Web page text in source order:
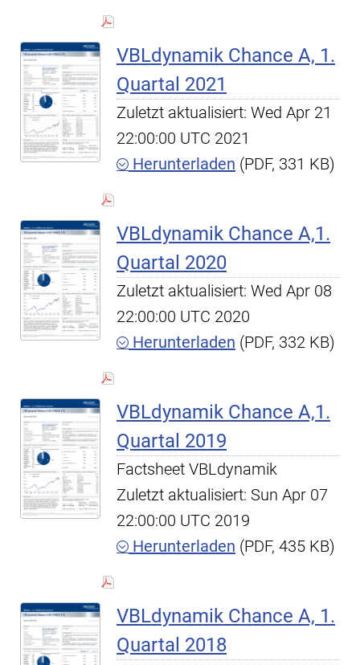
VBLdynamik Chance A, 1.
Quartal 2021
Zuletzt aktualisiert: Wed Apr 21
22:00:00 UTC 2021
Herunterladen (PDF, 331 KB)
VBLdynamik Chance A,1.
Quartal 2020
Zuletzt aktualisiert: Wed Apr 08
22:00:00 UTC 2020
Herunterladen (PDF, 332 KB)
VBLdynamik Chance A,1.
Quartal 2019
Factsheet VBLdynamik
Zuletzt aktualisiert: Sun Apr 07
22:00:00 UTC 2019
Herunterladen (PDF, 435 KB)
VBLdynamik Chance A, 1.
Quartal 2018